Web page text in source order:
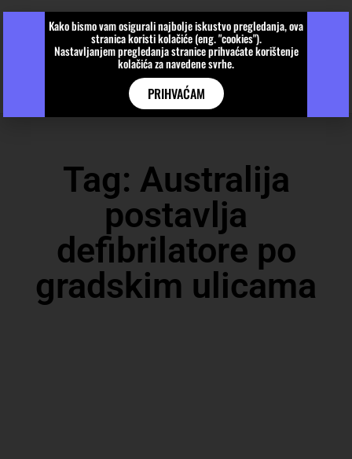
Tag: Australija
postavlja
defibrilatore po
gradskim ulicama
Kako bismo vam osigurali najbolje iskustvo pregledanja, ova
stranica koristi kolačiće (eng. "cookies").
Nastavljanjem pregledanja stranice prihvaćate korištenje
kolačića za navedene svrhe.
PRIHVAĆAM